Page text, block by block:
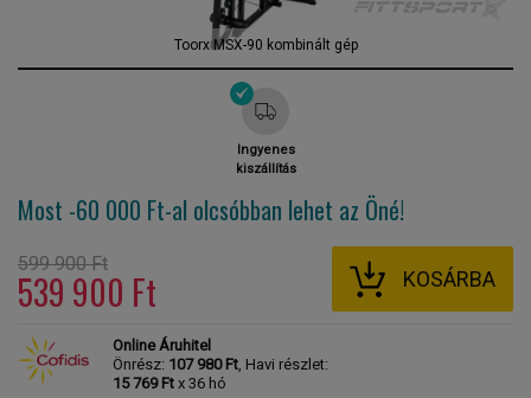
Toorx MSX-90 kombinált gép
Ingyenes
kiszállítás
Most -60 000 Ft-al olcsóbban lehet az Öné!
599 900 Ft
539 900 Ft KOSÁRBA
Online Áruhitel
Önrész: 107 980 Ft, Havi részlet:
15 769 Ft x 36 hó